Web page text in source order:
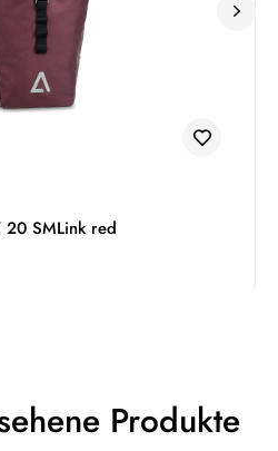
20 SMLink red
Produkte